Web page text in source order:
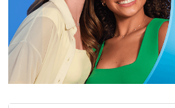
Ativar Desconto